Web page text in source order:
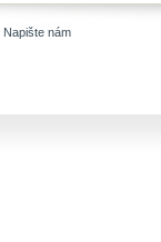
Napište nám